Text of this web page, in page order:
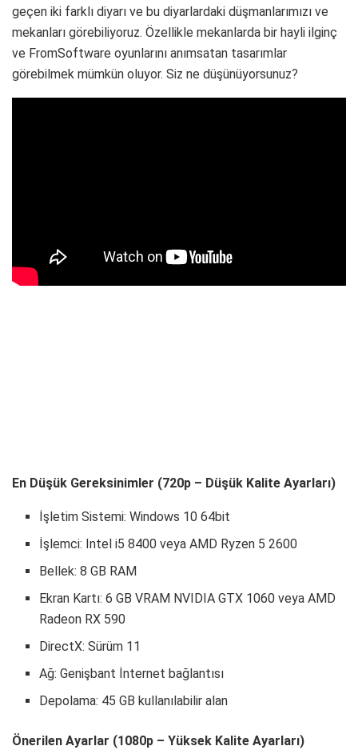
geçen iki farklı diyarı ve bu diyarlardaki düşmanlarımızı ve
mekanları görebiliyoruz. Özellikle mekanlarda bir hayli ilginç
ve FromSoftware oyunlarını anımsatan tasarımlar
görebilmek mümkün oluyor. Siz ne düşünüyorsunuz?
En Düşük Gereksinimler (720p – Düşük Kalite Ayarları)
İşletim Sistemi: Windows 10 64bit
İşlemci: Intel i5 8400 veya AMD Ryzen 5 2600
Bellek: 8 GB RAM
Ekran Kartı: 6 GB VRAM NVIDIA GTX 1060 veya AMD
Radeon RX 590
DirectX: Sürüm 11
Ağ: Genişbant İnternet bağlantısı
Depolama: 45 GB kullanılabilir alan
Önerilen Ayarlar (1080p – Yüksek Kalite Ayarları)